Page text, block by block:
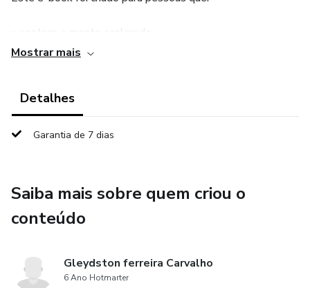
• sentem a mente acelerada
• desejam aprender técnicas simples e eficazes
📦 O que você vai receber:
✔ Mini Guia de Primeiros Socorros Emocionais
🎯 Para quem é este produto:
Mostrar mais
Detalhes
Garantia de 7 dias
Saiba mais sobre quem criou o
conteúdo
Gleydston ferreira Carvalho
6 Ano Hotmarter